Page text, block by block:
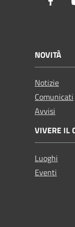
NOVITÀ
Notizie
Comunicati
Avvisi
VIVERE IL
Luoghi
Eventi